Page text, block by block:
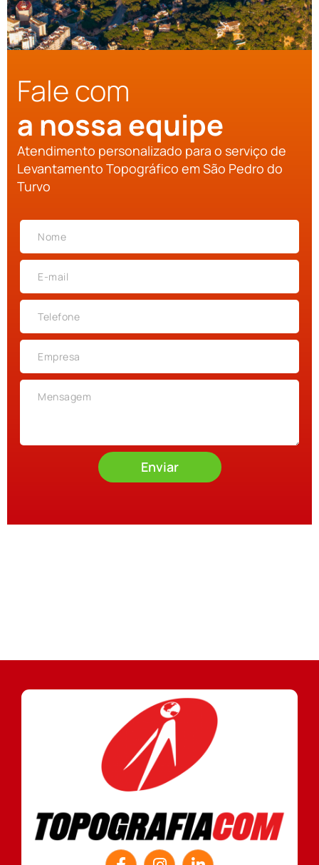
Fale com
a nossa equipe
Atendimento personalizado para o serviço de
Levantamento Topográfico em São Pedro do
Turvo
Enviar